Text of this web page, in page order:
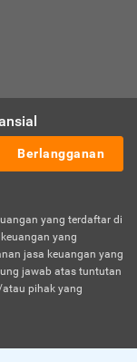
Berlangganan
yang terdaftar di
yang
jasa keuangan yang
jawab atas tuntutan
pihak yang